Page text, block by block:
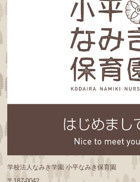
学校法人なみき学園 小平なみき保育園